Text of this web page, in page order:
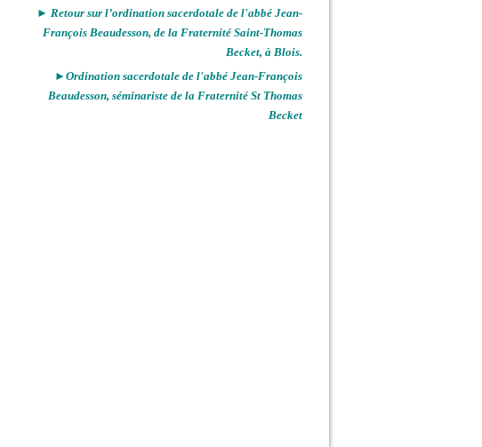
► Retour sur l’ordination sacerdotale de l'abbé Jean-
François Beaudesson, de la Fraternité Saint-Thomas
Becket, à Blois.
►Ordination sacerdotale de l'abbé Jean-François
Beaudesson, séminariste de la Fraternité St Thomas
Becket